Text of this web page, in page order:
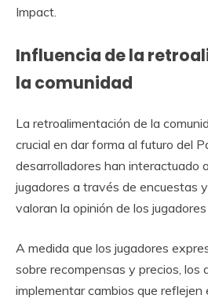
Impact.
Influencia de la
la comunidad
La retroalimentación de la
crucial en dar forma al futuro del
desarrolladores han interactuado
jugadores a través de encuestas
valoran la opinión de los
A medida que los jugadores
sobre recompensas y precios, los
implementar cambios que reflejen